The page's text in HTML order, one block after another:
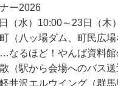
ー2026
（水）10:00～23日（木
（八ッ場ダム、町民広場
なるほど！やんば資料
（駅から会場へのバス送
井沢エルウイング（群